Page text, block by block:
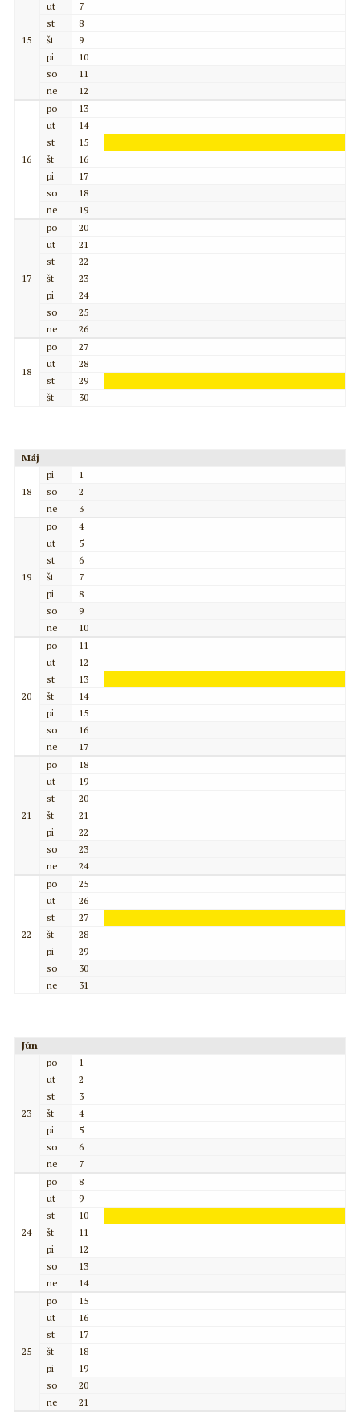
15
ut
7
st
8
št
9
pi
10
so
11
ne
12
16
po
13
ut
14
st
15
št
16
pi
17
so
18
ne
19
17
po
20
ut
21
st
22
št
23
pi
24
so
25
ne
26
18
po
27
ut
28
st
29
št
30
Máj
18
pi
1
so
2
ne
3
19
po
4
ut
5
st
6
št
7
pi
8
so
9
ne
10
20
po
11
ut
12
st
13
št
14
pi
15
so
16
ne
17
21
po
18
ut
19
st
20
št
21
pi
22
so
23
ne
24
22
po
25
ut
26
st
27
št
28
pi
29
so
30
ne
31
Jún
23
po
1
ut
2
st
3
št
4
pi
5
so
6
ne
7
24
po
8
ut
9
st
10
št
11
pi
12
so
13
ne
14
25
po
15
ut
16
st
17
št
18
pi
19
so
20
ne
21